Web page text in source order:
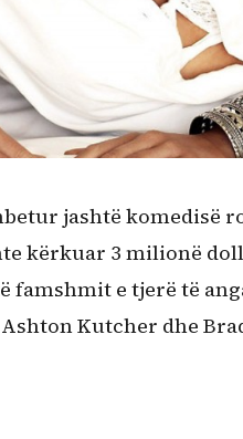
jashtë komedisë
kërkuar 3 milionë
famshmit e tjerë të
Kutcher dhe